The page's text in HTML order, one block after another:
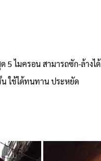
5 ไมครอน สามารถซัก-ล้างได้
ใช้ได้ทนทาน ประหยัด